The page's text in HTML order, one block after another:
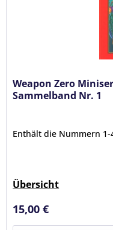
Weapon Zero
Sammelband Nr. 1
Enthält die Nummern
Übersicht
15,00 €